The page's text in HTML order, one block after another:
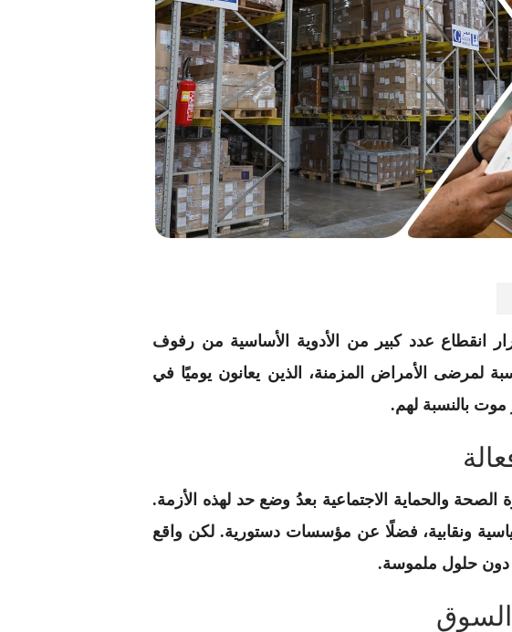
انقطاع عدد كبير من الأدوية الأساسية من رفوف
لمرضى الأمراض المزمنة، الذين يعانون يوميًا في
موت بالنسبة لهم.
والحماية الاجتماعية بعدُ وضع حد لهذه الأزمة.
ونقابية، فضلًا عن مؤسسات دستورية. لكن واقع
دون حلول ملموسة.